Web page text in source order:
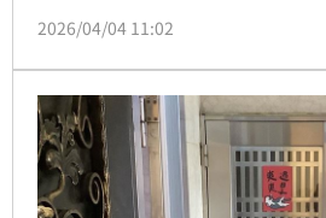
至有名網友的住家3樓淹水，讓他
2026/04/04 11:02